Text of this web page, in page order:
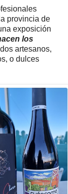
provincia de
exposición
los
artesanos,
o dulces